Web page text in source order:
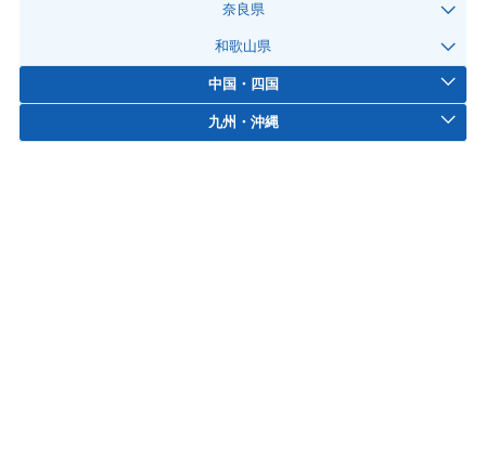
奈良県
和歌山県
中国・四国
九州・沖縄